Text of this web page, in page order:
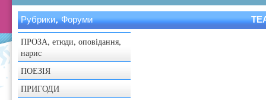
Рубрики, Форуми
ПРОЗА, етюди, оповідання,
нарис
ПОЕЗІЯ
ПРИГОДИ